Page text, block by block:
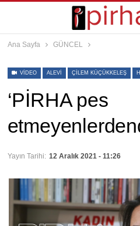
Ana Sayfa GÜNCEL
VIDEO ALEVI ÇILEM KÜÇÜKKELEŞ
‘PİRHA pes
Yayın Tarihi: 12 Aralık 2021 - 11:26